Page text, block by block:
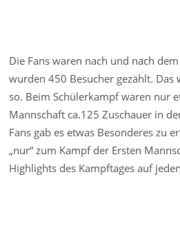
Die Fans waren nach und nach
wurden 450 Besucher gezählt. Das
so. Beim Schülerkampf waren nur
Mannschaft ca.125 Zuschauer in
Fans gab es etwas Besonderes zu
„nur“ zum Kampf der Ersten
Highlights des Kampftages auf